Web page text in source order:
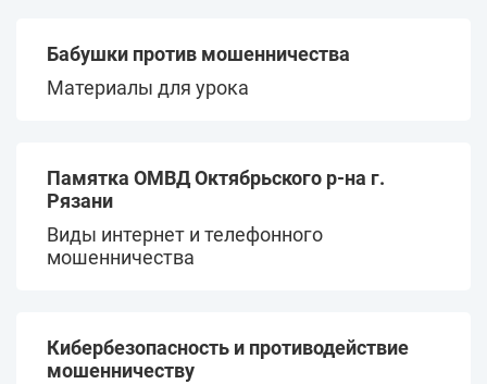
Бабушки против мошенничества
Материалы для урока
Памятка ОМВД Октябрьского р-на г.
Рязани
Виды интернет и телефонного
мошенничества
Кибербезопасность и противодействие
мошенничеству